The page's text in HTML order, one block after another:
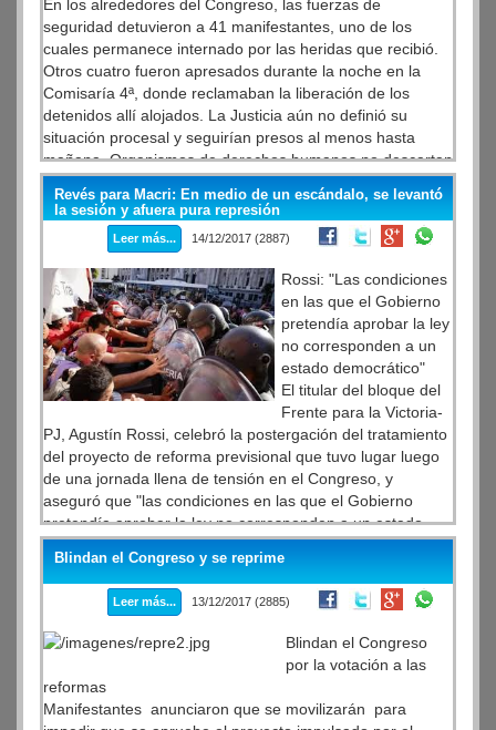
En los alrededores del Congreso, las fuerzas de
seguridad detuvieron a 41 manifestantes, uno de los
cuales permanece internado por las heridas que recibió.
Otros cuatro fueron apresados durante la noche en la
Comisaría 4ª, donde reclamaban la liberación de los
detenidos allí alojados. La Justicia aún no definió su
situación procesal y seguirían presos al menos hasta
mañana. Organismos de derechos humanos no descartan
movilizarse para exigir su libertad.
Revés para Macri: En medio de un escándalo, se levantó
la sesión y afuera pura represión
Leer más... 14/12/2017 (2887)
Rossi: "Las condiciones
en las que el Gobierno
pretendía aprobar la ley
no corresponden a un
estado democrático"
El titular del bloque del
Frente para la Victoria-
PJ, Agustín Rossi, celebró la postergación del tratamiento
del proyecto de reforma previsional que tuvo lugar luego
de una jornada llena de tensión en el Congreso, y
aseguró que "las condiciones en las que el Gobierno
pretendía aprobar la ley no corresponden a un estado
democrático".
"La decisión de levantar la sesión fue lo único coherente
que hizo Cambiemos en todo el proceso", sostuvo aunque
puso un manto de duda sobre cómo el oficialismo llegó al
quórum.
Antes de que se levante la sesión, el titular del bloque
había cuestionado "el nivel de militarización" alrededor del
Congreso. En ese marco, solicitó al Gobierno "solicitó al
gobierno nacional que "levante este cerco militar que
Blindan el Congreso y se reprime
Leer más... 13/12/2017 (2885)
Blindan el Congreso
por la votación a las
reformas
Manifestantes anunciaron que se movilizarán para